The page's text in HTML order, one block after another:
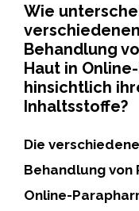
Wie
Behandlung
Haut in
hinsichtlich
Inhaltsstoffe?
Die
Behandlung von
Online-